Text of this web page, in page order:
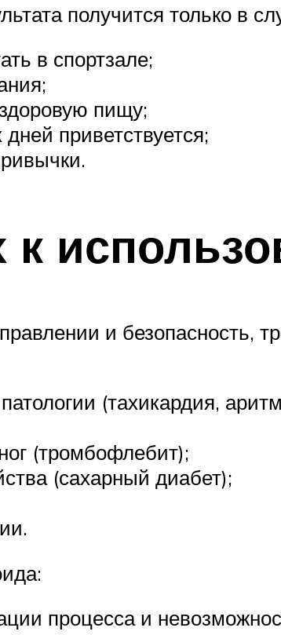
получится только в
в спортзале;
пищу;
приветствуется;
к
и
(тахикардия,
(тромбофлебит);
(сахарный диабет);
процесса и